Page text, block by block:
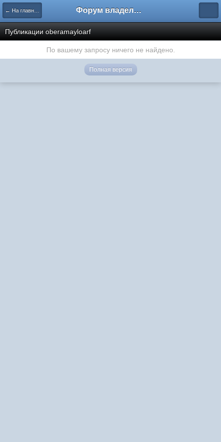
← На главную Форум владельцев интернет-магазинов
Публикации oberamayloarf
По вашему запросу ничего не найдено.
Полная версия